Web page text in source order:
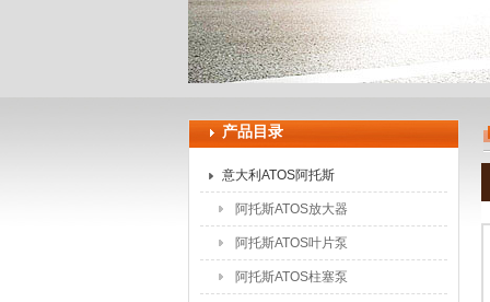
上海申思特自动化设备有限公司
产品目录
意大利ATOS阿托斯
阿托斯ATOS放大器
阿托斯ATOS叶片泵
阿托斯ATOS柱塞泵